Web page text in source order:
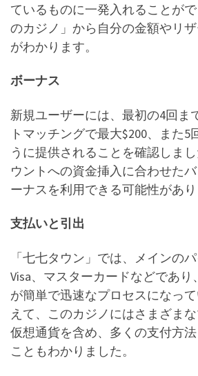
ているものに一発入れることが
のカジノ」から自分の金額やリ
がわかります。
ボーナス
新規ユーザーには、最初の4回ま
トマッチングで最大$200、また5
うに提供されることを確認しま
ウントへの資金挿入に合わせた
ーナスを利用できる可能性があり
支払いと引出
「七七タウン」では、メインの
Visa、マスターカードなどであり
が簡単で迅速なプロセスになっ
えて、このカジノにはさまざま
仮想通貨を含め、多くの支付方
こともわかりました。